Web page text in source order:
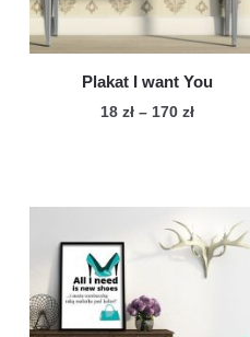
Plakat I want You
18 zł – 170 złZakres
170 zł
ma
wiele
wariantów.
można